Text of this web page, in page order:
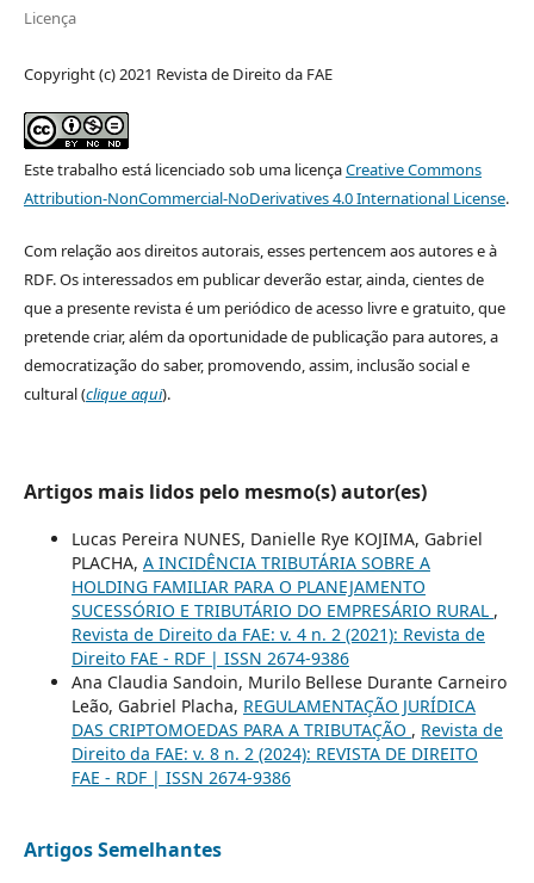
Licença
Copyright (c) 2021 Revista de Direito da FAE
Este trabalho está licenciado sob uma licençaCreative Commons
Attribution-NonCommercial-NoDerivatives 4.0 International License.
Com relação aos direitos autorais, esses pertencem aos autores e à
RDF. Os interessados em publicar deverão estar, ainda, cientes de
que a presente revista é um periódico de acesso livre e gratuito, que
pretende criar, além da oportunidade de publicação para autores, a
democratização do saber, promovendo, assim, inclusão social e
cultural (clique aqui).
Artigos mais lidos pelo mesmo(s) autor(es)
Lucas Pereira NUNES, Danielle Rye KOJIMA, Gabriel
PLACHA, A INCIDÊNCIA TRIBUTÁRIA SOBRE A
HOLDING FAMILIAR PARA O PLANEJAMENTO
SUCESSÓRIO E TRIBUTÁRIO DO EMPRESÁRIO RURAL ,
Revista de Direito da FAE: v. 4 n. 2 (2021): Revista de
Direito FAE - RDF | ISSN 2674-9386
Ana Claudia Sandoin, Murilo Bellese Durante Carneiro
Leão, Gabriel Placha, REGULAMENTAÇÃO JURÍDICA
DAS CRIPTOMOEDAS PARA A TRIBUTAÇÃO , Revista de
Direito da FAE: v. 8 n. 2 (2024): REVISTA DE DIREITO
FAE - RDF | ISSN 2674-9386
Artigos Semelhantes